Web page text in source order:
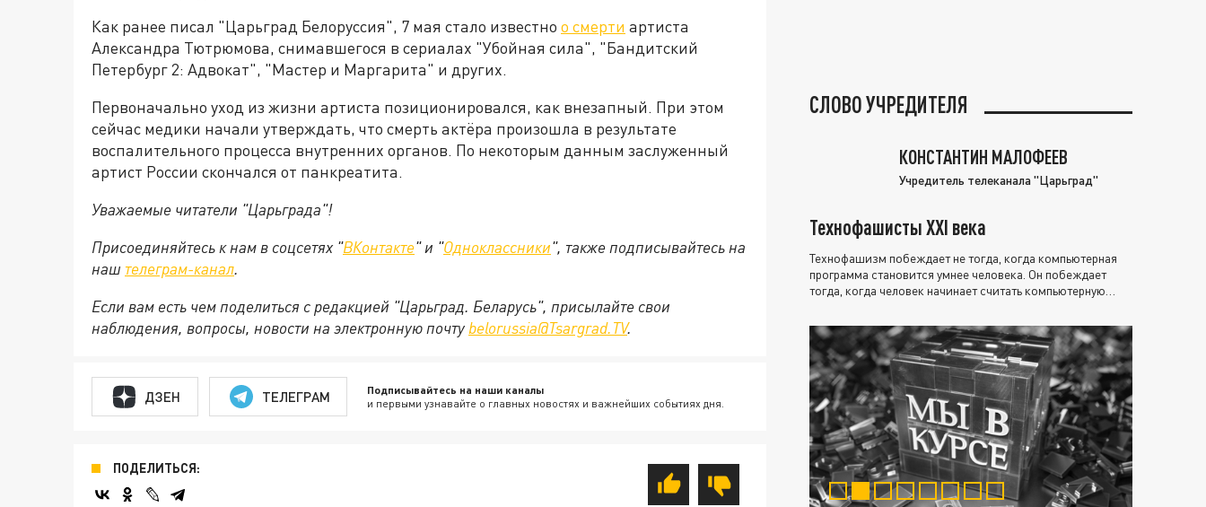
Как ранее писал "Царьград Белоруссия", 7 мая стало известно о смерти артиста
Александра Тютрюмова, снимавшегося в сериалах "Убойная сила", "Бандитский
Петербург 2: Адвокат", "Мастер и Маргарита" и других.
Первоначально уход из жизни артиста позиционировался, как внезапный. При этом
сейчас медики начали утверждать, что смерть актёра произошла в результате
воспалительного процесса внутренних органов. По некоторым данным заслуженный
артист России скончался от панкреатита.
Уважаемые читатели "Царьграда"!
Присоединяйтесь к нам в соцсетях "ВКонтакте" и "Одноклассники", также подписывайтесь на
наш телеграм-канал.
Если вам есть чем поделиться с редакцией "Царьград. Беларусь", присылайте свои
наблюдения, вопросы, новости на электронную почту belorussia@Tsargrad.TV.
ДЗЕН ТЕЛЕГРАМ Подписывайтесь на наши каналы
и первыми узнавайте о главных новостях и важнейших событиях дня.
ПОДЕЛИТЬСЯ:
СЛОВО УЧРЕДИТЕЛЯ
КОНСТАНТИН МАЛОФЕЕВ
Учредитель телеканала "Царьград"
Технофашисты XXI века
Технофашизм побеждает не тогда, когда компьютерная
программа становится умнее человека. Он побеждает
тогда, когда человек начинает считать компьютерную